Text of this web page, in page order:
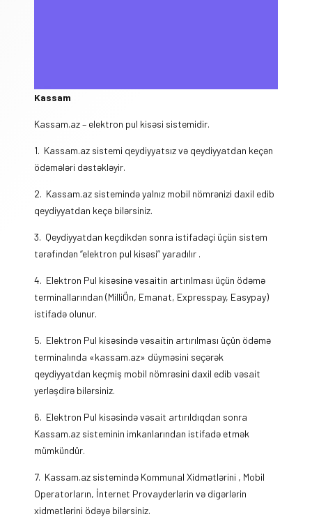
Kassam
Kassam.az – elektron pul kisəsi sistemidir.
1. Kassam.az sistemi qeydiyyatsız və qeydiyyatdan keçən
ödəmələri dəstəkləyir.
2. Kassam.az sistemində yalnız mobil nömrənizi daxil edib
qeydiyyatdan keçə bilərsiniz.
3. Qeydiyyatdan keçdikdən sonra istifadəçi üçün sistem
tərəfindən “elektron pul kisəsi” yaradılır .
4. Elektron Pul kisəsinə vəsaitin artırılması üçün ödəmə
terminallarından (MilliÖn, Emanat, Expresspay, Easypay)
istifadə olunur.
5. Elektron Pul kisəsində vəsaitin artırılması üçün ödəmə
terminalında «kassam.az» düyməsini seçərək
qeydiyyatdan keçmiş mobil nömrəsini daxil edib vəsait
yerləşdirə bilərsiniz.
6. Elektron Pul kisəsində vəsait artırıldıqdan sonra
Kassam.az sisteminin imkanlarından istifadə etmək
mümkündür.
7. Kassam.az sistemində Kommunal Xidmətlərini , Mobil
Operatorların, İnternet Provayderlərin və digərlərin
xidmətlərini ödəyə bilərsiniz.